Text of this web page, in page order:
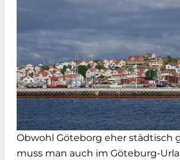
Obwohl Göteborg eher städtisch
muss man auch im Göteburg-